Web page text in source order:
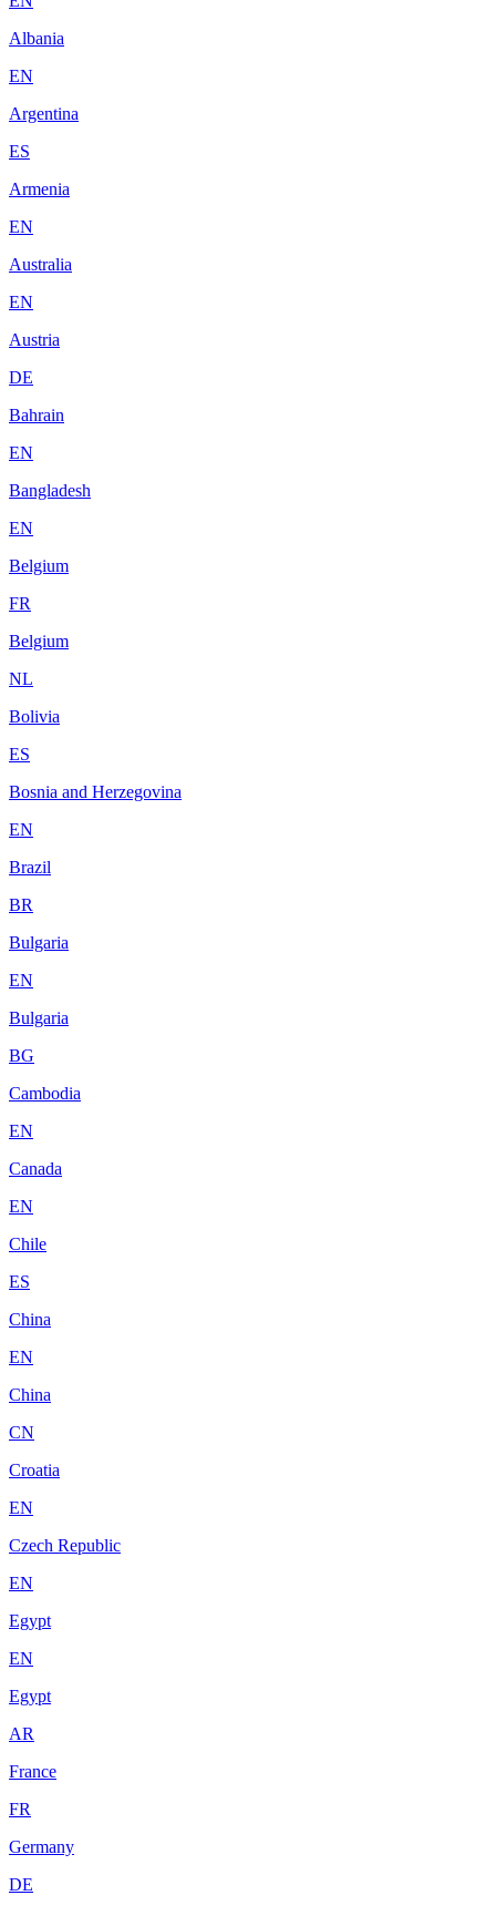
Albania
EN
Argentina
ES
Armenia
EN
Australia
EN
Austria
DE
Bahrain
EN
Bangladesh
EN
Belgium
FR
Belgium
NL
Bolivia
ES
Bosnia and Herzegovina
EN
Brazil
BR
Bulgaria
EN
Bulgaria
BG
Cambodia
EN
Canada
EN
Chile
ES
China
EN
China
CN
Croatia
EN
Czech Republic
EN
Egypt
EN
Egypt
AR
France
FR
Germany
DE